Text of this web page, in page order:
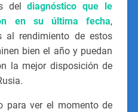
deldiagnóstico que le
en su última fecha,
al rendimiento de estos
bien el año y puedan
la mejor disposición de
para ver el momento de